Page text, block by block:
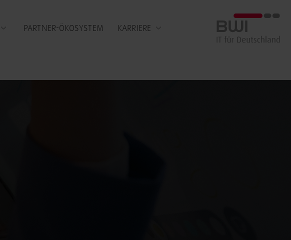
PARTNER-ÖKOSYSTEM KARRIERE
BWI GmbH